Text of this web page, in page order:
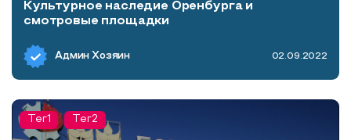
Культурное наследие Оренбурга и
смотровые площадки
Админ Хозяин 02.09.2022
Тег1 Тег2